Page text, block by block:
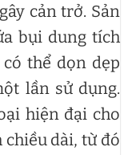
cản trở. Sản
bụi dung tích
thể dọn dẹp
lần sử dụng.
hiện đại cho
dài, từ đó